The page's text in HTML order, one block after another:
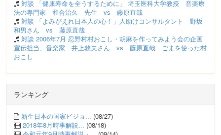
対談 「健康寿命を全うするために」 埼玉医科大学教授 音楽療
法の専門家 和合治久 先生 vs 藤原直哉
対談 「よみがえれ日本人の心！」人助けコンサルタント 野坂
和男さん vs 藤原直哉
対談 2006年7月 忍野村村おこし・胡麻を作ってみよう会の企画
宣伝担当、音楽家 井上敦夫さん vs 藤原直哉 ごまを使った村
おこし
ランキング
新生日本の国家ビジョ... (08/27)
2018年8月時事解説... (08/18)